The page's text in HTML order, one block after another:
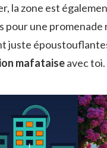
la zone est
pour une
juste
mafataiseavec toi.